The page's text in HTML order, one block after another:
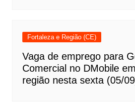
Fortaleza e Região (CE)
Vaga de emprego para
Comercial no DMobile
região nesta sexta (05/